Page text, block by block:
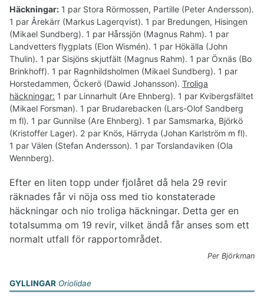
Falkfåglar
Tättingar
Häckningar: 1 par Stora Rörmossen, Partille (Peter Andersson).
1 par Årekärr (Markus Lagerqvist). 1 par Bredungen, Hisingen
(Mikael Sundberg). 1 par Hårssjön (Magnus Rahm). 1 par
Landvetters flygplats (Elon Wismén). 1 par Hökälla (John
Thulin). 1 par Sisjöns skjutfält (Magnus Rahm). 1 par Öxnäs (Bo
Brinkhoff). 1 par Ragnhildsholmen (Mikael Sundberg). 1 par
Horstedammen, Öckerö (Dawid Johansson). Troliga
häckningar: 1 par Linnarhult (Are Ehnberg). 1 par Kvibergsfältet
(Mikael Forsman). 1 par Brudarebacken (Lars-Olof Sandberg
m fl). 1 par Gunnilse (Are Ehnberg). 1 par Samsmarka, Björkö
(Kristoffer Lager). 2 par Knös, Härryda (Johan Karlström m fl).
1 par Välen (Stefan Andersson). 1 par Torslandaviken (Ola
Wennberg).
Efter en liten topp under fjolåret då hela 29 revir
räknades får vi nöja oss med tio konstaterade
häckningar och nio troliga häckningar. Detta ger en
totalsumma om 19 revir, vilket ändå får anses som ett
normalt utfall för rapportområdet.
Per Björkman
GYLLINGAR Oriolidae